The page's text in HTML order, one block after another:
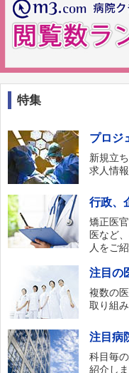
特集
プロジ
新規立
求人情
行政、
矯正医
医など
人をご
注目の
複数の
取り組
注目病
科目毎
紹介しま